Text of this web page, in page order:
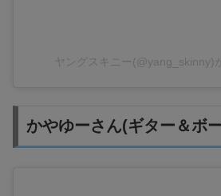
ヤングスキニー(@yang_skinny)
かやゆーさん(ギター＆ボ